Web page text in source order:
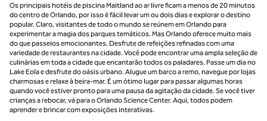
Os principais hotéis de piscina Maitland ao ar livre ficam a menos de 20 minutos
do centro de Orlando, por isso é fácil levar um ou dois dias e explorar o destino
popular. Claro, visitantes de todo o mundo se reúnem em Orlando para
experimentar a magia dos parques temáticos. Mas Orlando oferece muito mais
do que passeios emocionantes. Desfrute de refeições refinadas com uma
variedade de restaurantes na cidade. Você pode encontrar uma ampla seleção de
culinárias em toda a cidade que encantarão todos os paladares. Passe um dia no
Lake Eola e desfrute do oásis urbano. Alugue um barco a remo, navegue por lojas
charmosas e relaxe à beira-mar. É um ótimo lugar para passar algumas horas
quando você estiver pronto para uma pausa da agitação da cidade. Se você tiver
crianças a rebocar, vá para o Orlando Science Center. Aqui, todos podem
aprender e brincar com exposições interativas.